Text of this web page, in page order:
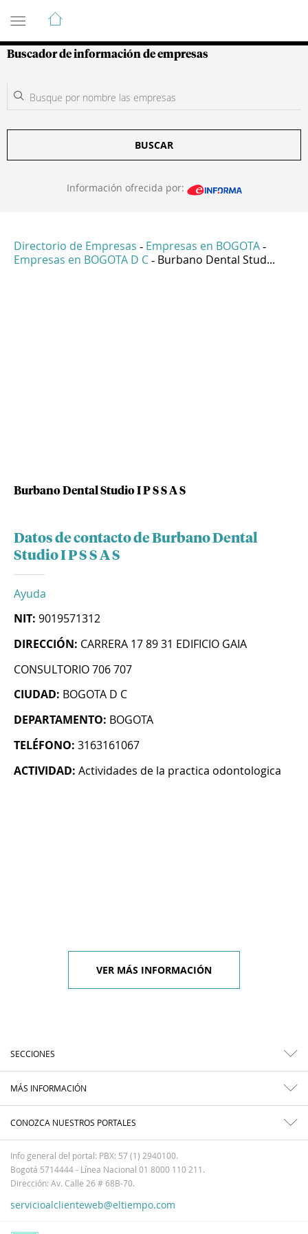
Guía de Empresas Colombianas
Buscador de información de empresas
BUSCAR
Información ofrecida por:
Directorio de Empresas - Empresas en BOGOTA -
Empresas en BOGOTA D C - Burbano Dental Stud...
Burbano Dental Studio I P S S A S
Datos de contacto de Burbano Dental
Studio I P S S A S
Ayuda
NIT: 9019571312
DIRECCIÓN: CARRERA 17 89 31 EDIFICIO GAIA
CONSULTORIO 706 707
CIUDAD: BOGOTA D C
DEPARTAMENTO: BOGOTA
TELÉFONO: 3163161067
ACTIVIDAD: Actividades de la practica odontologica
VER MÁS INFORMACIÓN
SECCIONES
MÁS INFORMACIÓN
CONOZCA NUESTROS PORTALES
Info general del portal: PBX: 57 (1) 2940100.
Bogotá 5714444 - Línea Nacional 01 8000 110 211.
Dirección: Av. Calle 26 # 68B-70.
servicioalclienteweb@eltiempo.com